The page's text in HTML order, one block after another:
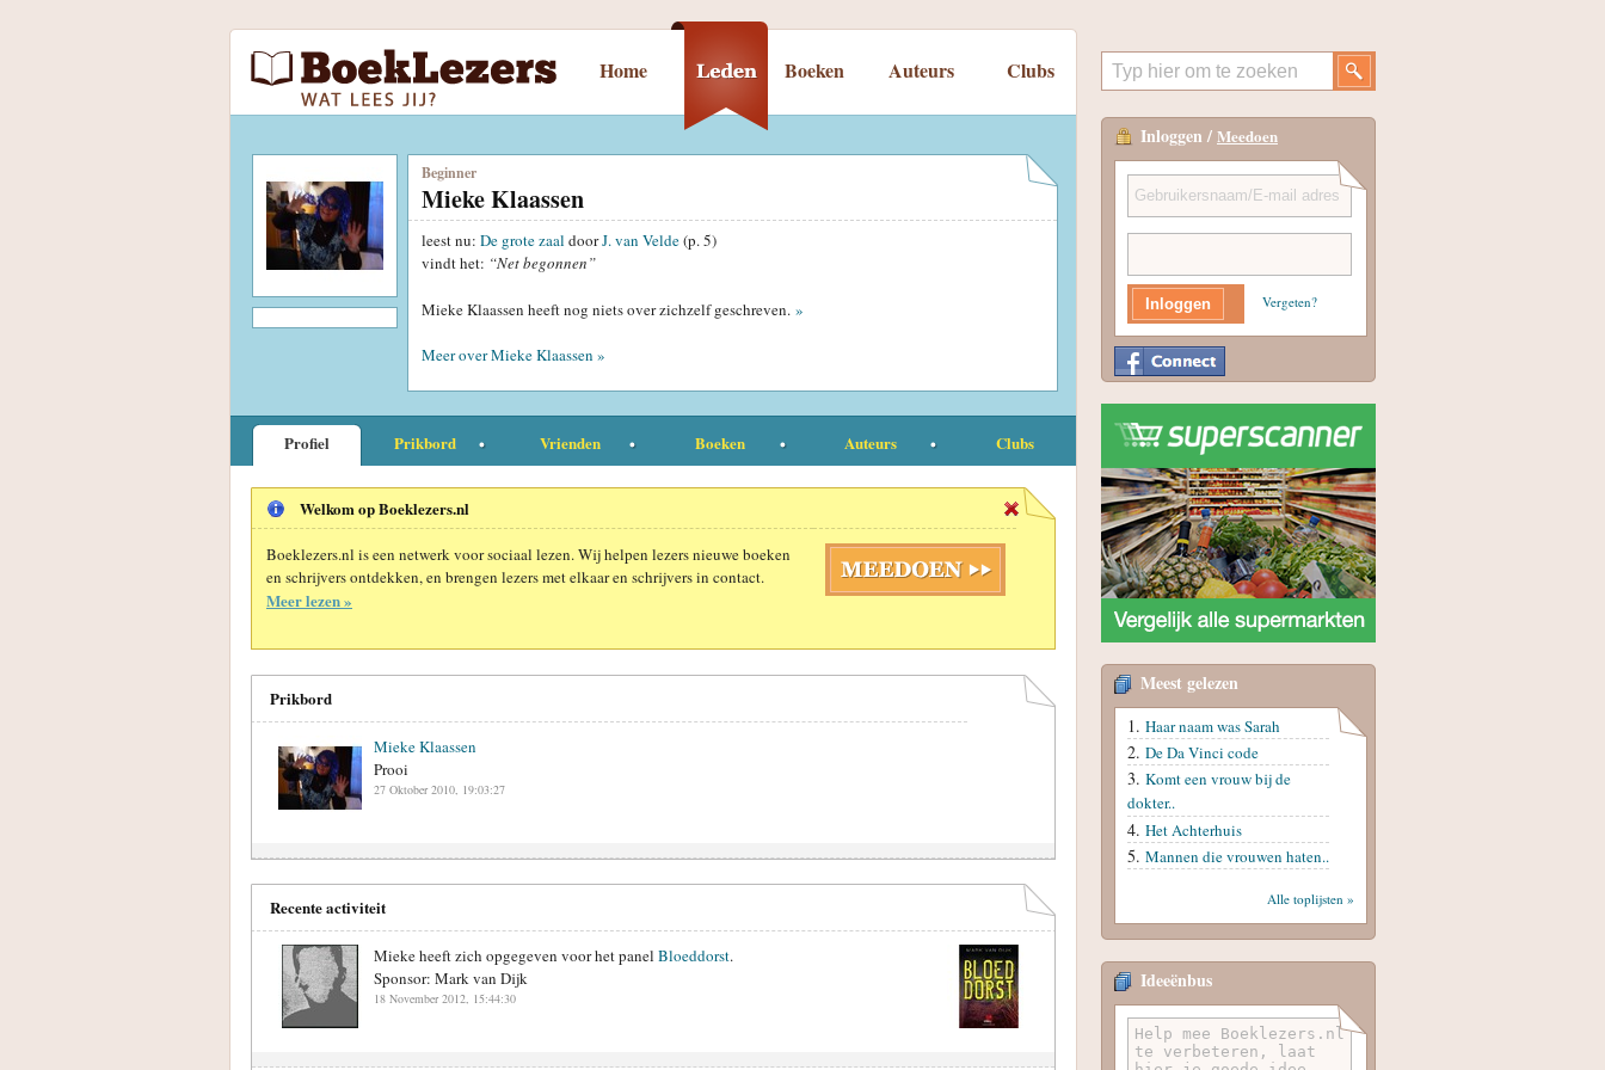
Home Boeken Auteurs Clubs
Beginner
Mieke Klaassen
leest nu: De grote zaal doorJ. van Velde(p. 5)
vindt het: “Net begonnen”
Mieke Klaassen heeft nog niets over zichzelf geschreven. »
Meer over Mieke Klaassen »
Profiel Prikbord Vrienden Boeken Auteurs Clubs
Welkom op Boeklezers.nl
Boeklezers.nl is een netwerk voor sociaal lezen. Wij helpen lezers nieuwe boeken
en schrijvers ontdekken, en brengen lezers met elkaar en schrijvers in contact.
Meer lezen »
Prikbord
Mieke Klaassen
Prooi
27 Oktober 2010, 19:03:27
Recente activiteit
Mieke heeft zich opgegeven voor het panel Bloeddorst.
Sponsor: Mark van Dijk
18 November 2012, 15:44:30
Inloggen / Meedoen
Vergeten?
Meest gelezen
Haar naam was Sarah
De Da Vinci code
Komt een vrouw bij de
dokter..
Het Achterhuis
Mannen die vrouwen haten..
Alle toplijsten »
Ideeënbus